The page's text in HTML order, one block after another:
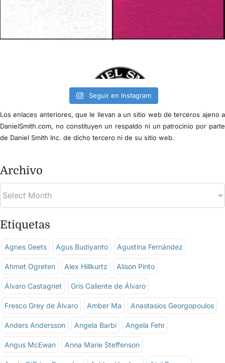
Seguir en Instagram
Los enlaces anteriores, que le llevan a un sitio web de terceros ajeno a
DanielSmith.com, no constituyen un respaldo ni un patrocinio por parte
de Daniel Smith Inc. de dicho tercero ni de su sitio web.
Archivo
Etiquetas
Agnes Geets Agus Budiyanto Agustina Fernández
Ahmet Ogreten Alex Hillkurtz Alison Pinto
Álvaro Castagnet Gris Caliente de Álvaro
Fresco Grey de Álvaro Amber Ma Anastasios Georgopoulos
Anders Andersson Angela Barbi Angela Fehr
Angus McEwan Anna Marie Steffenson